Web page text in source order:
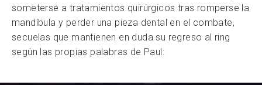
someterse a tratamientos quirúrgicos tras romperse la
mandíbula y perder una pieza dental en el combate,
secuelas que mantienen en duda su regreso al ring
según las propias palabras de Paul: